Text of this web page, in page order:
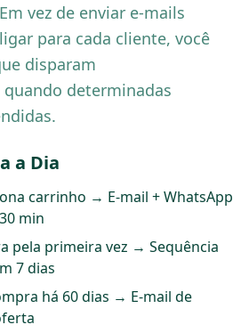
vez de enviar e-mails
para cada cliente, você
disparam
determinadas
a Dia
carrinho → E-mail + WhatsApp
min
pela primeira vez → Sequência
7 dias
há 60 dias → E-mail de